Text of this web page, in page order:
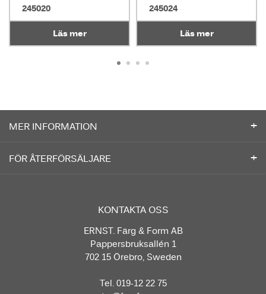
245020
Läs mer
245024
Läs mer
MER INFORMATION
FÖR ÅTERFÖRSÄLJARE
KONTAKTA OSS
ERNST. Färg & Form AB
Pappersbruksallén 1
702 15 Örebro, Sweden
Tel. 019-12 22 75